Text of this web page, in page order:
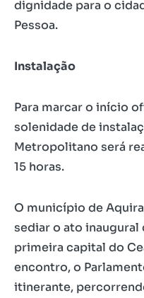
dignidade para o
Pessoa.
Instalação
Para marcar o início
solenidade de
Metropolitano será
15 horas.
O município de
sediar o ato inaugural
primeira capital do
encontro, o
itinerante,